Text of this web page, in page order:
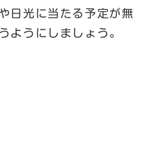
日光に当たる予定が無
ようにしましょう。